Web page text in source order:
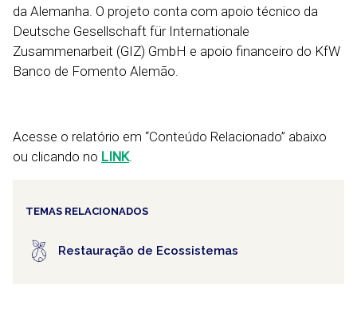
da Alemanha. O projeto conta com apoio técnico da
Deutsche Gesellschaft für Internationale
Zusammenarbeit (GIZ) GmbH e apoio financeiro do KfW
Banco de Fomento Alemão.
Acesse o relatório em “Conteúdo Relacionado” abaixo
ou clicando no LINK.
TEMAS RELACIONADOS
Restauração de Ecossistemas